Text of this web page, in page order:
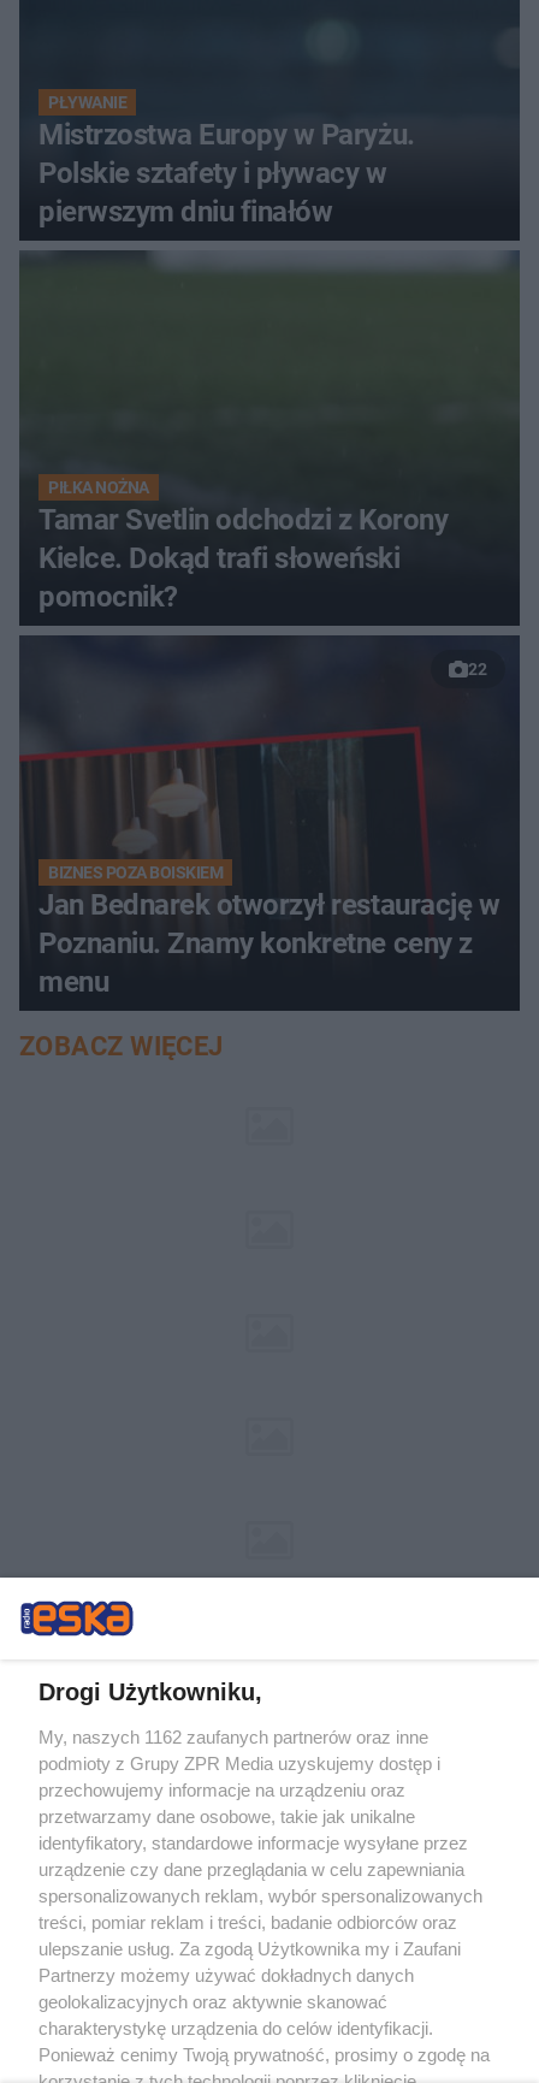
PŁYWANIE
Mistrzostwa Europy w Paryżu.
Polskie sztafety i pływacy w
pierwszym dniu finałów
PIŁKA NOŻNA
Tamar Svetlin odchodzi z Korony
Kielce. Dokąd trafi słoweński
pomocnik?
22
BIZNES POZA BOISKIEM
Jan Bednarek otworzył restaurację w
Poznaniu. Znamy konkretne ceny z
menu
ZOBACZ WIĘCEJ
Żaden utwór zamieszczony w serwisie nie może być powielany i
rozpowszechniany lub dalej rozpowszechniany w jakikolwiek sposób (w
tym także elektroniczny lub mechaniczny) na jakimkolwiek polu
eksploatacji w jakiejkolwiek formie, włącznie z umieszczaniem w Internecie
bez pisemnej zgody właściciela praw. Jakiekolwiek użycie lub
wykorzystanie utworów w całości lub w części z naruszeniem prawa, tzn.
bez właściwej zgody, jest zabronione pod groźbą kary i może być ścigane
prawnie.
O nas
Drogi Użytkowniku,
My, naszych 1162 zaufanych partnerów oraz inne
podmioty z Grupy ZPR Media uzyskujemy dostęp i
przechowujemy informacje na urządzeniu oraz
przetwarzamy dane osobowe, takie jak unikalne
identyfikatory, standardowe informacje wysyłane przez
urządzenie czy dane przeglądania w celu zapewniania
spersonalizowanych reklam, wybór spersonalizowanych
treści, pomiar reklam i treści, badanie odbiorców oraz
ulepszanie usług. Za zgodą Użytkownika my i Zaufani
Partnerzy możemy używać dokładnych danych
geolokalizacyjnych oraz aktywnie skanować
charakterystykę urządzenia do celów identyfikacji.
Ponieważ cenimy Twoją prywatność, prosimy o zgodę na